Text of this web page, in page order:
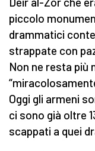
piccolo
drammatici
strappate con
Non ne resta più
Oggi gli armeni
ci sono già oltre
scappati a quei